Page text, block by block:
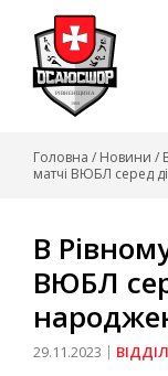
content
Головна / Новини /
матчі ВЮБЛ серед
В
ВЮБЛ
29.11.2023